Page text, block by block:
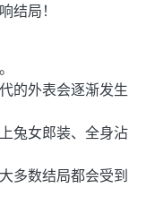
结局！
的外表会逐渐发生
兔女郎装、全身沾
多数结局都会受到